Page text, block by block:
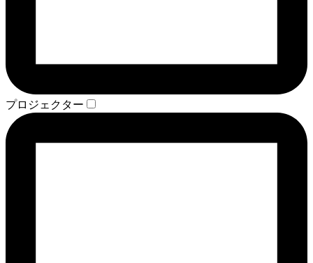
プロジェクター